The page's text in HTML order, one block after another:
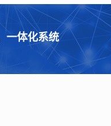
一体化系统